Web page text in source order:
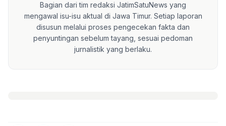
Bagian dari tim redaksi JatimSatuNews yang
mengawal isu-isu aktual di Jawa Timur. Setiap laporan
disusun melalui proses pengecekan fakta dan
penyuntingan sebelum tayang, sesuai pedoman
jurnalistik yang berlaku.